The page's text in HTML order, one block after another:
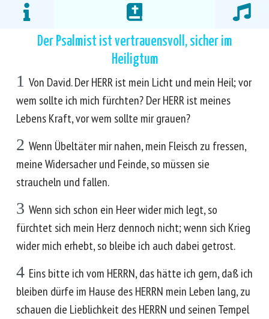
Der Psalmist ist vertrauensvoll, sicher im
Heiligtum
1 Von David. Der HERR ist mein Licht und mein Heil; vor
wem sollte ich mich fürchten? Der HERR ist meines
Lebens Kraft, vor wem sollte mir grauen?
2 Wenn Übeltäter mir nahen, mein Fleisch zu fressen,
meine Widersacher und Feinde, so müssen sie
straucheln und fallen.
3 Wenn sich schon ein Heer wider mich legt, so
fürchtet sich mein Herz dennoch nicht; wenn sich Krieg
wider mich erhebt, so bleibe ich auch dabei getrost.
4 Eins bitte ich vom HERRN, das hätte ich gern, daß ich
bleiben dürfe im Hause des HERRN mein Leben lang, zu
schauen die Lieblichkeit des HERRN und seinen Tempel